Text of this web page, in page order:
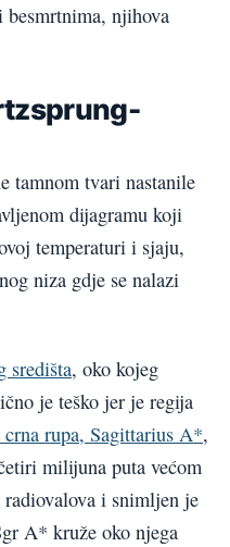
njihova
tamnom tvari nastanile
dijagramu koji
temperaturi i sjaju,
niza gdje se nalazi
središta, oko kojeg
je teško jer je regija
crna rupa, Sagittarius A*,
milijuna puta većom
i snimljen je
A* kruže oko njega